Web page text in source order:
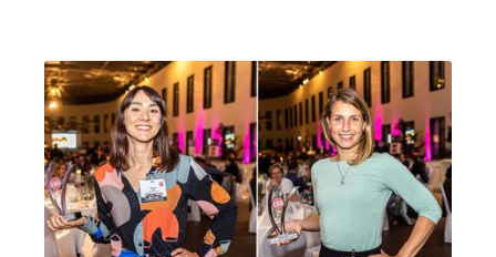
Management Tool für Veranstaltungen gegen
vier weitere Finalisten durchsetzen.